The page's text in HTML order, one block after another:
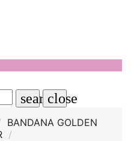
searchclose
BANDANA GOLDEN